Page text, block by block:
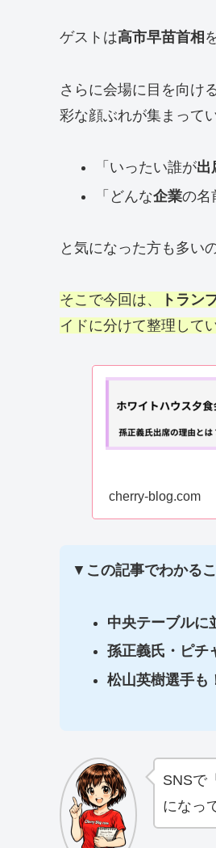
ゲストは高市早苗首相
さらに会場に目を向け
彩な顔ぶれが集まって
「いったい誰が出
「どんな企業の名
と気になった方も多い
そこで今回は、 トラン
イドに分けて整理して
cherry-blog.com
▼ この記事でわかる
中央テーブルに
孫正義氏・ピチ
松山英樹選手も
SNSで
になっ